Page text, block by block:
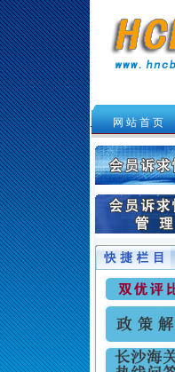
. 网 站 首 页